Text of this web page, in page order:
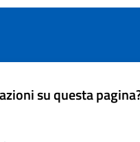
su questa